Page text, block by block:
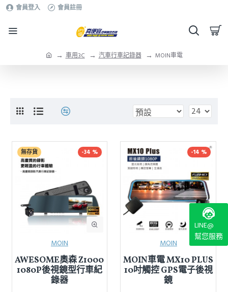
會員登入 會員註冊
車用3C 汽車行車記錄器 MOIN車電
-34 %
無存貨
MOIN
AWESOME奧森 Z1000
1080P後視鏡型行車紀
錄器
-14 %
MOIN
MOIN車電 MX10 PLUS
10吋觸控 GPS電子後視
鏡
LINE@
幫您服務